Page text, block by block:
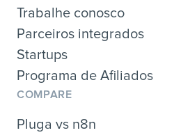
Trabalhe conosco
Parceiros integrados
Startups
Programa de Afiliados
COMPARE
Pluga vs n8n